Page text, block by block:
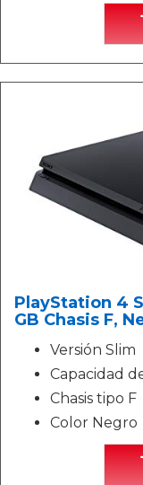
PlayStation 4
GB Chasis F,
Versión Slim
Capacidad
Chasis tipo F
Color Negro